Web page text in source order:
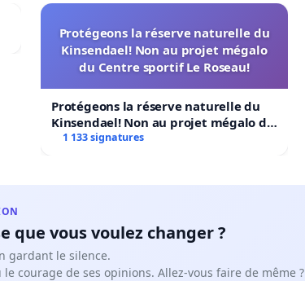
Protégeons la réserve naturelle du
Kinsendael! Non au projet mégalo
du Centre sportif Le Roseau!
Protégeons la réserve naturelle du
Kinsendael! Non au projet mégalo du
Centre sportif Le Roseau!
1 133 signatures
que vous voulez changer ?
gardant le silence.
courage de ses opinions. Allez-vous faire de même ?